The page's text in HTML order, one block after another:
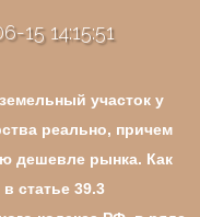
15 14:15:51
участок у
реально, причем
дешевле рынка. Как
в статье 39.3